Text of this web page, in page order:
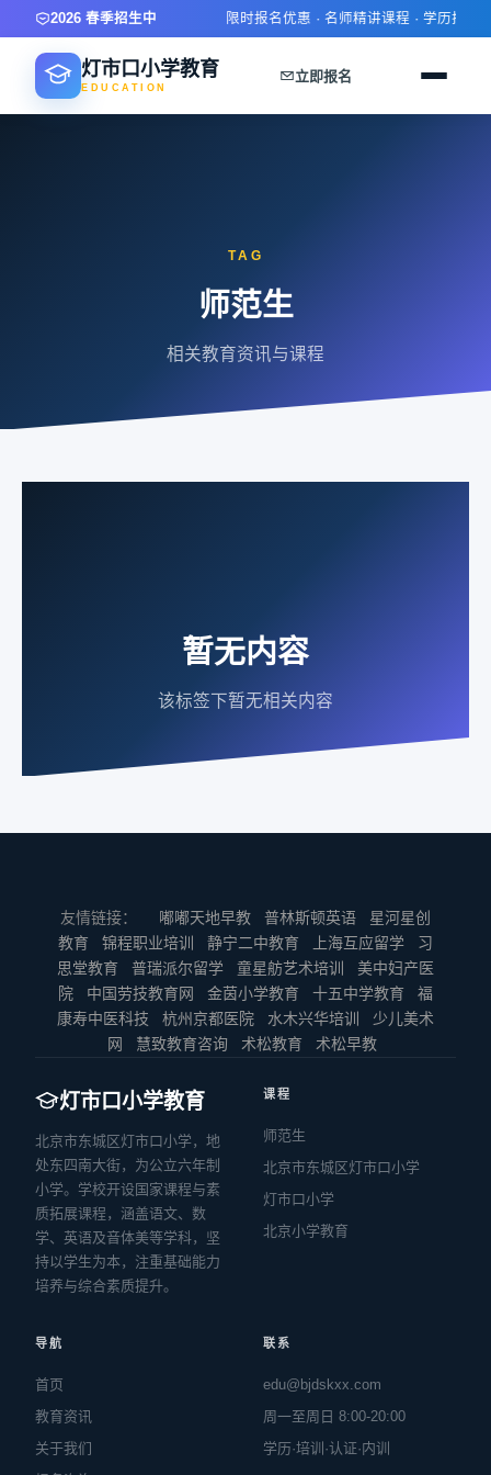
2026 春季招生中 限时报名优惠 · 名师精讲课程 · 学历技能
灯市口小学教育
EDUCATION
立即报名
TAG
师范生
相关教育资讯与课程
暂无内容
该标签下暂无相关内容
友情链接： 嘟嘟天地早教 普林斯顿英语
星河星创
教育
锦程职业培训 静宁二中教育 上海互应留学
习
思堂教育
普瑞派尔留学 童星舫艺术培训
美中妇产医
院
中国劳技教育网 金茵小学教育 十五中学教育
福
康寿中医科技
杭州京都医院 水木兴华培训
少儿美术
网
慧致教育咨询 术松教育 术松早教
灯市口小学教育
北京市东城区灯市口小学，地
处东四南大街，为公立六年制
小学。学校开设国家课程与素
质拓展课程，涵盖语文、数
学、英语及音体美等学科，坚
持以学生为本，注重基础能力
培养与综合素质提升。
课程
师范生
北京市东城区灯市口小学
灯市口小学
北京小学教育
导航
首页
教育资讯
关于我们
联系
edu@bjdskxx.com
周一至周日 8:00-20:00
学历·培训·认证·内训